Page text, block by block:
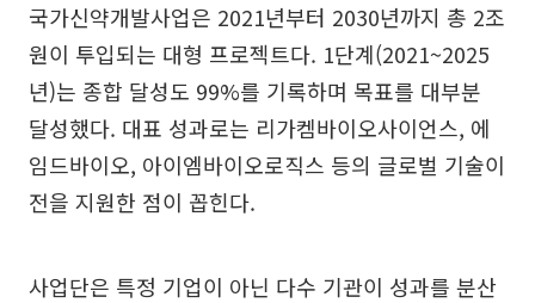
국가신약개발사업은 2021년부터 2030년까지 총 2조
원이 투입되는 대형 프로젝트다. 1단계(2021~2025
년)는 종합 달성도 99%를 기록하며 목표를 대부분
달성했다. 대표 성과로는 리가켐바이오사이언스, 에
임드바이오, 아이엠바이오로직스 등의 글로벌 기술이
전을 지원한 점이 꼽힌다.
사업단은 특정 기업이 아닌 다수 기관이 성과를 분산